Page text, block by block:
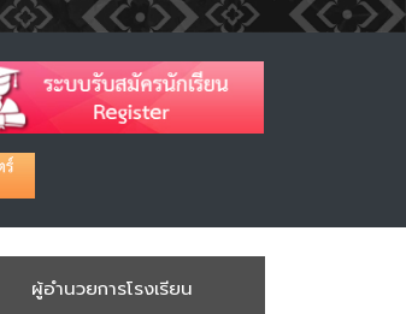
ผู้อำนวยการโรงเรียน